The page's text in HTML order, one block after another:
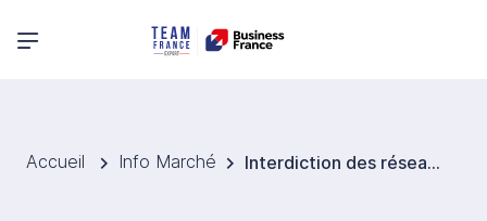
Menu principal
Accueil Info Marché Interdiction des réseaux sociaux aux moins de 16 ans : un tournant pour le marketing cosmétique au Royaume-Uni